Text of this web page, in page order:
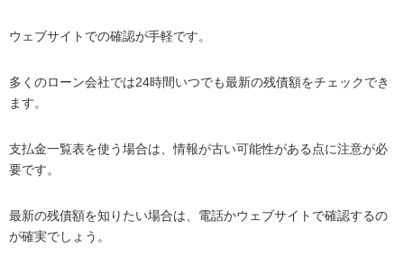
ウェブサイトでの確認が手軽です。
多くのローン会社では24時間いつでも最新の残債額をチェックでき
ます。
支払金一覧表を使う場合は、情報が古い可能性がある点に注意が必
要です。
最新の残債額を知りたい場合は、電話かウェブサイトで確認するの
が確実でしょう。